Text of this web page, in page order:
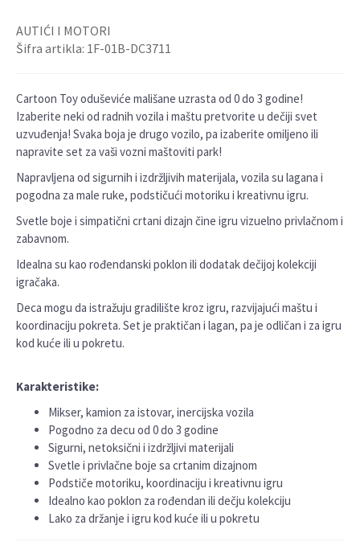
AUTIĆI I MOTORI
Šifra artikla: 1F-01B-DC3711
Cartoon Toy oduševiće mališane uzrasta od 0 do 3 godine!
Izaberite neki od radnih vozila i maštu pretvorite u dečiji svet
uzvuđenja! Svaka boja je drugo vozilo, pa izaberite omiljeno ili
napravite set za vaši vozni maštoviti park!
Napravljena od sigurnih i izdržljivih materijala, vozila su lagana i
pogodna za male ruke, podstičući motoriku i kreativnu igru.
Svetle boje i simpatični crtani dizajn čine igru vizuelno privlačnom i
zabavnom.
Idealna su kao rođendanski poklon ili dodatak dečijoj kolekciji
igračaka.
Deca mogu da istražuju gradilište kroz igru, razvijajući maštu i
koordinaciju pokreta. Set je praktičan i lagan, pa je odličan i za igru
kod kuće ili u pokretu.
Karakteristike:
Mikser, kamion za istovar, inercijska vozila
Pogodno za decu od 0 do 3 godine
Sigurni, netoksični i izdržljivi materijali
Svetle i privlačne boje sa crtanim dizajnom
Podstiče motoriku, koordinaciju i kreativnu igru
Idealno kao poklon za rođendan ili dečju kolekciju
Lako za držanje i igru kod kuće ili u pokretu